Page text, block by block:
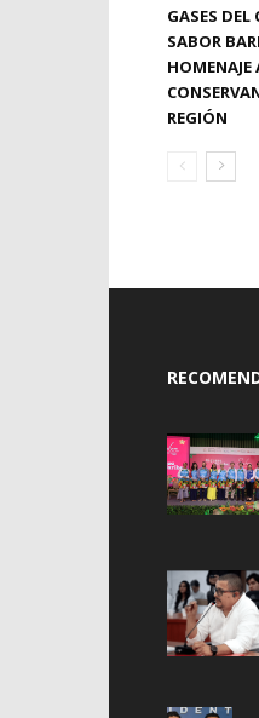
GASES DEL
SABOR
HOMENAJE
REGIÓN